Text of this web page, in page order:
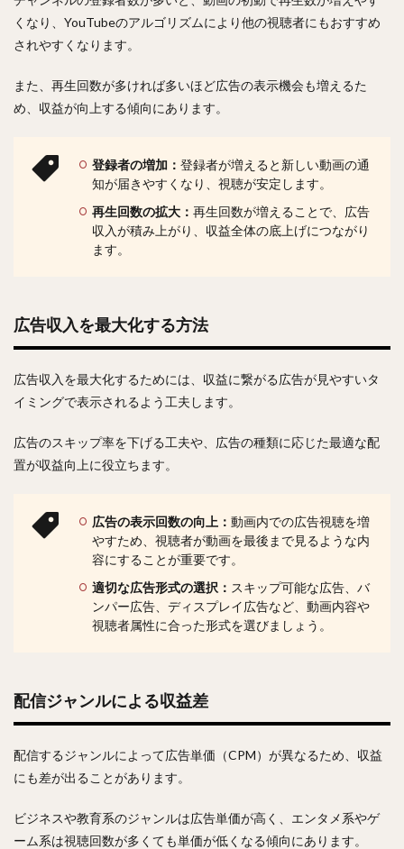
くなり、YouTubeのアルゴリズムにより他の視聴者にもおすすめ
されやすくなります。
また、再生回数が多ければ多いほど広告の表示機会も増えるた
め、収益が向上する傾向にあります。
登録者の増加： 登録者が増えると新しい動画の通
知が届きやすくなり、視聴が安定します。
再生回数の拡大： 再生回数が増えることで、広告
収入が積み上がり、収益全体の底上げにつながり
ます。
広告収入を最大化する方法
広告収入を最大化するためには、収益に繋がる広告が見やすいタ
イミングで表示されるよう工夫します。
広告のスキップ率を下げる工夫や、広告の種類に応じた最適な配
置が収益向上に役立ちます。
広告の表示回数の向上： 動画内での広告視聴を増
やすため、視聴者が動画を最後まで見るような内
容にすることが重要です。
適切な広告形式の選択： スキップ可能な広告、バ
ンパー広告、ディスプレイ広告など、動画内容や
視聴者属性に合った形式を選びましょう。
配信ジャンルによる収益差
配信するジャンルによって広告単価（CPM）が異なるため、収益
にも差が出ることがあります。
ビジネスや教育系のジャンルは広告単価が高く、エンタメ系やゲ
ーム系は視聴回数が多くても単価が低くなる傾向にあります。